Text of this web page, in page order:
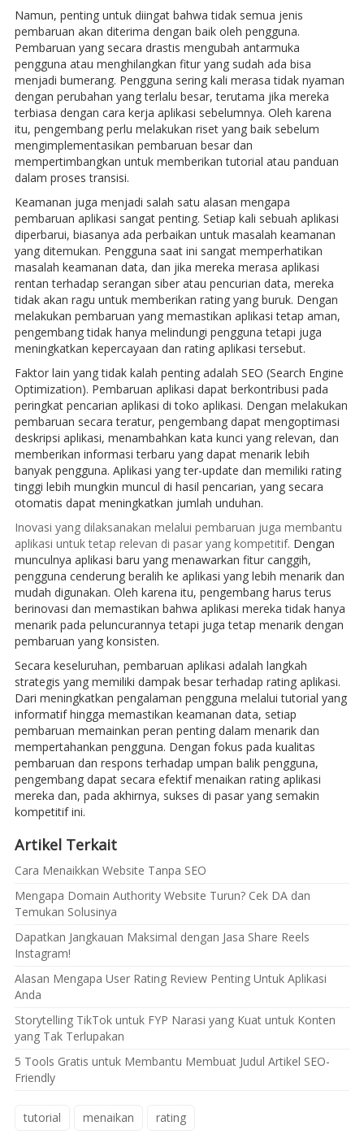
Namun, penting untuk diingat bahwa tidak semua jenis
pembaruan akan diterima dengan baik oleh pengguna.
Pembaruan yang secara drastis mengubah antarmuka
pengguna atau menghilangkan fitur yang sudah ada bisa
menjadi bumerang. Pengguna sering kali merasa tidak nyaman
dengan perubahan yang terlalu besar, terutama jika mereka
terbiasa dengan cara kerja aplikasi sebelumnya. Oleh karena
itu, pengembang perlu melakukan riset yang baik sebelum
mengimplementasikan pembaruan besar dan
mempertimbangkan untuk memberikan tutorial atau panduan
dalam proses transisi.
Keamanan juga menjadi salah satu alasan mengapa
pembaruan aplikasi sangat penting. Setiap kali sebuah aplikasi
diperbarui, biasanya ada perbaikan untuk masalah keamanan
yang ditemukan. Pengguna saat ini sangat memperhatikan
masalah keamanan data, dan jika mereka merasa aplikasi
rentan terhadap serangan siber atau pencurian data, mereka
tidak akan ragu untuk memberikan rating yang buruk. Dengan
melakukan pembaruan yang memastikan aplikasi tetap aman,
pengembang tidak hanya melindungi pengguna tetapi juga
meningkatkan kepercayaan dan rating aplikasi tersebut.
Faktor lain yang tidak kalah penting adalah SEO (Search Engine
Optimization). Pembaruan aplikasi dapat berkontribusi pada
peringkat pencarian aplikasi di toko aplikasi. Dengan melakukan
pembaruan secara teratur, pengembang dapat mengoptimasi
deskripsi aplikasi, menambahkan kata kunci yang relevan, dan
memberikan informasi terbaru yang dapat menarik lebih
banyak pengguna. Aplikasi yang ter-update dan memiliki rating
tinggi lebih mungkin muncul di hasil pencarian, yang secara
otomatis dapat meningkatkan jumlah unduhan.
Inovasi yang dilaksanakan melalui pembaruan juga membantu
aplikasi untuk tetap relevan di pasar yang kompetitif. Dengan
munculnya aplikasi baru yang menawarkan fitur canggih,
pengguna cenderung beralih ke aplikasi yang lebih menarik dan
mudah digunakan. Oleh karena itu, pengembang harus terus
berinovasi dan memastikan bahwa aplikasi mereka tidak hanya
menarik pada peluncurannya tetapi juga tetap menarik dengan
pembaruan yang konsisten.
Secara keseluruhan, pembaruan aplikasi adalah langkah
strategis yang memiliki dampak besar terhadap rating aplikasi.
Dari meningkatkan pengalaman pengguna melalui tutorial yang
informatif hingga memastikan keamanan data, setiap
pembaruan memainkan peran penting dalam menarik dan
mempertahankan pengguna. Dengan fokus pada kualitas
pembaruan dan respons terhadap umpan balik pengguna,
pengembang dapat secara efektif menaikan rating aplikasi
mereka dan, pada akhirnya, sukses di pasar yang semakin
kompetitif ini.
Artikel Terkait
Cara Menaikkan Website Tanpa SEO
Mengapa Domain Authority Website Turun? Cek DA dan
Temukan Solusinya
Dapatkan Jangkauan Maksimal dengan Jasa Share Reels
Instagram!
Alasan Mengapa User Rating Review Penting Untuk Aplikasi
Anda
Storytelling TikTok untuk FYP Narasi yang Kuat untuk Konten
yang Tak Terlupakan
5 Tools Gratis untuk Membantu Membuat Judul Artikel SEO-
Friendly
tutorial menaikan rating